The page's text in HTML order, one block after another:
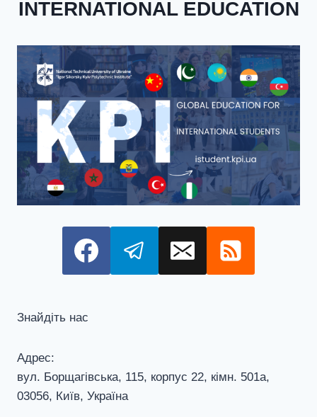
INTERNATIONAL EDUCATION
Знайдіть нас
Адрес:
вул. Борщагівська, 115, корпус 22, кiмн. 501а,
03056, Київ, Україна